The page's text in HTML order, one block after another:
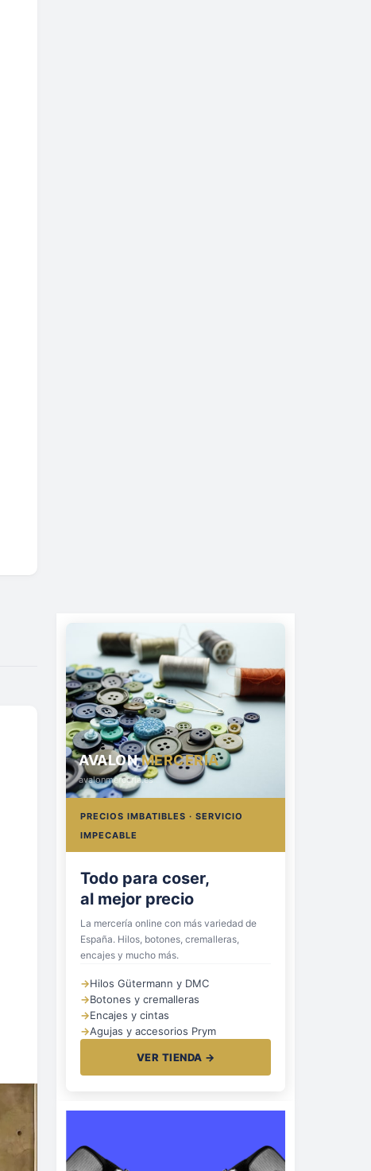
AVALONMERCERÍA
avalonmerceria.es
PRECIOS IMBATIBLES · SERVICIO
IMPECABLE
Todo para coser,
al mejor precio
La mercería online con más variedad de
España. Hilos, botones, cremalleras,
encajes y mucho más.
→Hilos Gütermann y DMC
→Botones y cremalleras
→Encajes y cintas
→Agujas y accesorios Prym
VER TIENDA →